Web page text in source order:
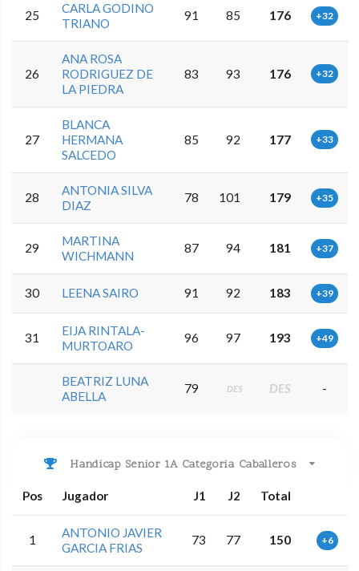
25
CARLA GODINO
TRIANO
91 85 176 +32
26
ANA ROSA
RODRIGUEZ DE
LA PIEDRA
83 93 176 +32
27
BLANCA
HERMANA
SALCEDO
85 92 177 +33
28
ANTONIA SILVA
DIAZ
78 101 179 +35
29
MARTINA
WICHMANN
87 94 181 +37
30 LEENA SAIRO 91 92 183 +39
31
EIJA RINTALA-
MURTOARO
96 97 193 +49
BEATRIZ LUNA
ABELLA
79 DES DES -
Handicap Senior 1A Categoria Caballeros
Pos Jugador J1 J2 Total
1
ANTONIO JAVIER
GARCIA FRIAS
73 77 150 +6